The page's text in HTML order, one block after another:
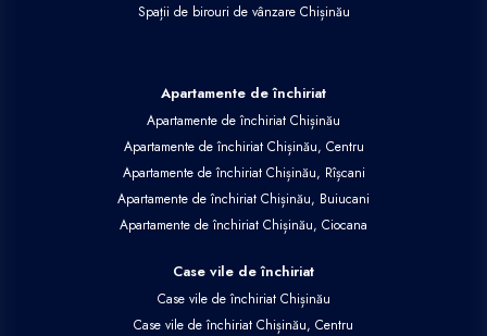
Spații de birouri de vânzare Chișinău
Apartamente de închiriat
Apartamente de închiriat Chișinău
Apartamente de închiriat Chișinău, Centru
Apartamente de închiriat Chișinău, Rîșcani
Apartamente de închiriat Chișinău, Buiucani
Apartamente de închiriat Chișinău, Ciocana
Case vile de închiriat
Case vile de închiriat Chișinău
Case vile de închiriat Chișinău, Centru